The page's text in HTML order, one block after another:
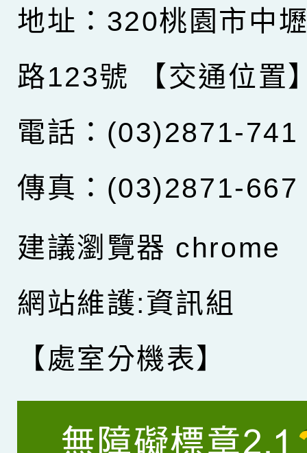
地址：320桃園市中
路123號
【交通位置
電話：(03)2871-741
傳真：(03)2871-667
建議瀏覽器 chrome
網站維護:資訊組
【處室分機表】